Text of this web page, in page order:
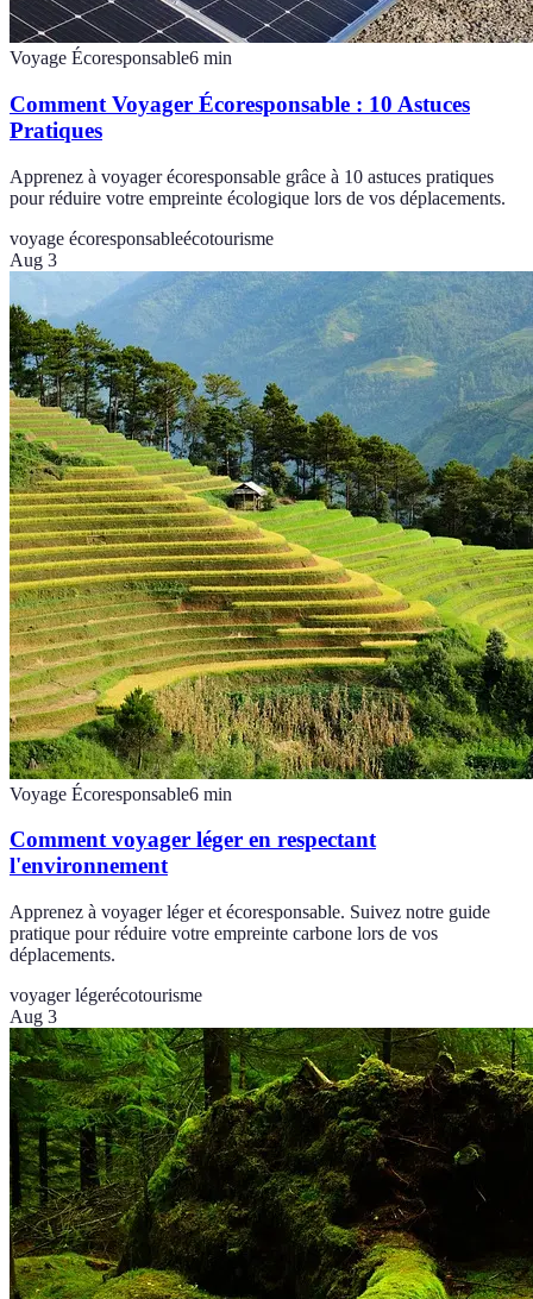
Voyage Écoresponsable6 min
Comment Voyager Écoresponsable : 10 Astuces
Pratiques
Apprenez à voyager écoresponsable grâce à 10 astuces pratiques
pour réduire votre empreinte écologique lors de vos déplacements.
voyage écoresponsableécotourisme
Aug 3
Voyage Écoresponsable6 min
Comment voyager léger en respectant
l'environnement
Apprenez à voyager léger et écoresponsable. Suivez notre guide
pratique pour réduire votre empreinte carbone lors de vos
déplacements.
voyager légerécotourisme
Aug 3